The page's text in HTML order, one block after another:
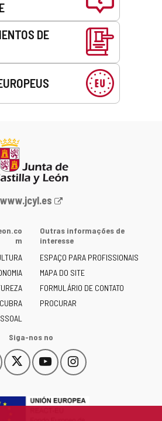
DE
Portal
-
www.jcyl.es
m
Outras informações de
interesse
ESPAÇO PARA PROFISSIONAIS
MAPA DO SITE
FORMULÁRIO DE CONTATO
PROCURAR
Siga-nos no
Este
enlace
abrirá
YouTube
Este
enlace
abrirá
Instagram
Este
enlace
abrirá